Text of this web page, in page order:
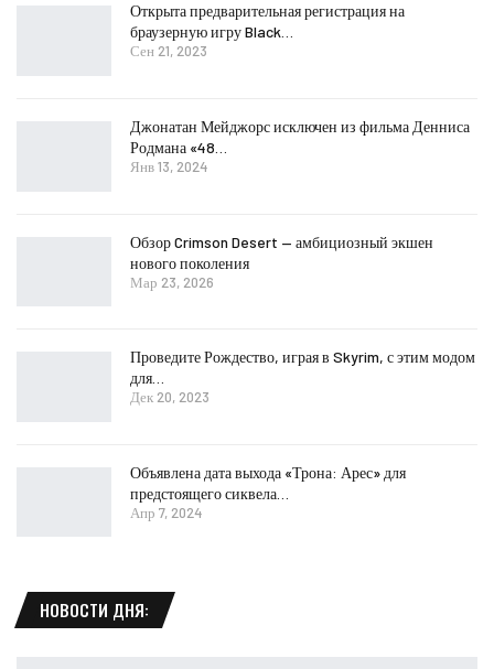
Открыта предварительная регистрация на
браузерную игру Black…
Сен 21, 2023
Джонатан Мейджорс исключен из фильма Денниса
Родмана «48…
Янв 13, 2024
Обзор Crimson Desert — амбициозный экшен
нового поколения
Мар 23, 2026
Проведите Рождество, играя в Skyrim, с этим модом
для…
Дек 20, 2023
Объявлена дата выхода «Трона: Арес» для
предстоящего сиквела…
Апр 7, 2024
НОВОСТИ ДНЯ: